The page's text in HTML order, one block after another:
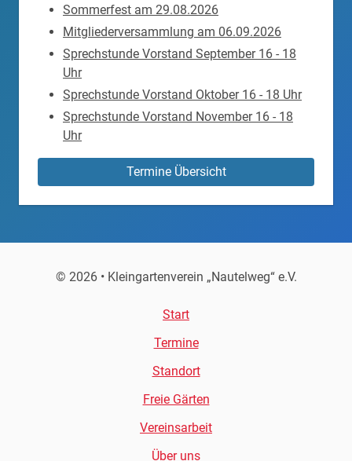
Sommerfest am 29.08.2026
Mitgliederversammlung am 06.09.2026
Sprechstunde Vorstand September 16 - 18
Uhr
Sprechstunde Vorstand Oktober 16 - 18 Uhr
Sprechstunde Vorstand November 16 - 18
Uhr
Termine Übersicht
© 2026 • Kleingartenverein „Nautelweg“ e.V.
Start
Termine
Standort
Freie Gärten
Vereinsarbeit
Über uns